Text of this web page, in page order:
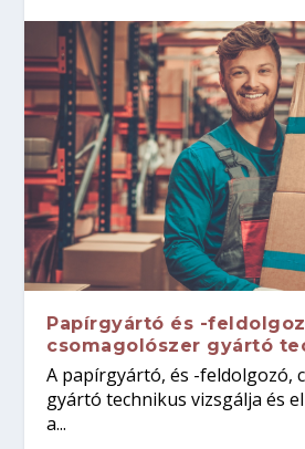
Papírgyártó és -
csomagolószer gyártó
A papírgyártó, és -feldolgozó,
gyártó technikus vizsgálja és
a...